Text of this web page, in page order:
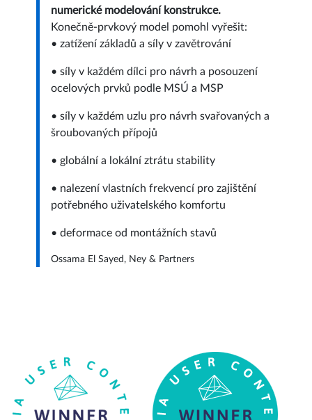
numerické modelování konstrukce​​.
Konečně-prvkový model pomohl vyřešit:
• zatížení základů a síly v zavětrování
• síly v každém dílci pro návrh a posouzení
ocelových prvků podle MSÚ a MSP
• síly v každém uzlu pro návrh svařovaných a
šroubovaných přípojů
• globální a lokální ztrátu stability
• nalezení vlastních frekvencí pro zajištění
potřebného uživatelského komfortu
• deformace od montážních stavů
Ossama El Sayed, Ney & Partners